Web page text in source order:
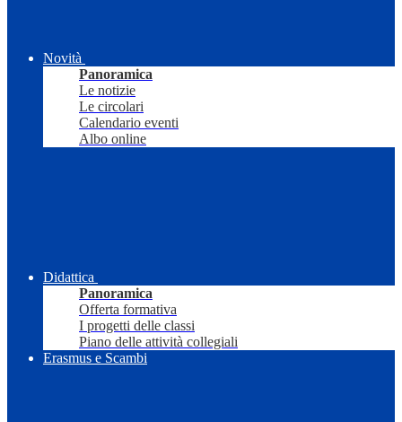
Novità
Panoramica
Le notizie
Le circolari
Calendario eventi
Albo online
Didattica
Panoramica
Offerta formativa
I progetti delle classi
Piano delle attività collegiali
Erasmus e Scambi